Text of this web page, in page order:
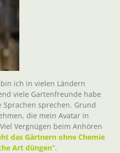
ich in vielen Ländern
viele Gartenfreunde habe
sprechen. Grund
die mein Avatar in
Vergnügen beim Anhören
das Gärtnern ohne Chemie
Art düngen“.